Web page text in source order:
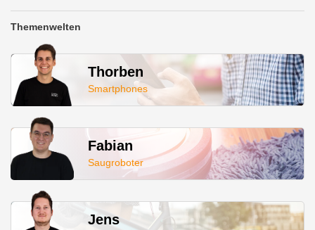
Themenwelten
Thorben
Smartphones
Fabian
Saugroboter
Jens